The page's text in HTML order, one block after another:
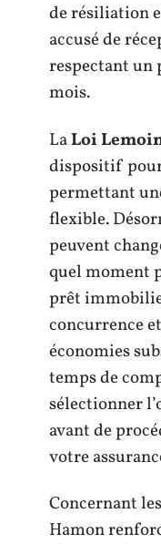
de résiliation
accusé de
respectant un
mois.
LaLoi
dispositif
permettant
flexible.
peuvent
quel moment
prêt
concurrence
économies
temps de
sélectionner
avant de
votre
Concernant
Hamon